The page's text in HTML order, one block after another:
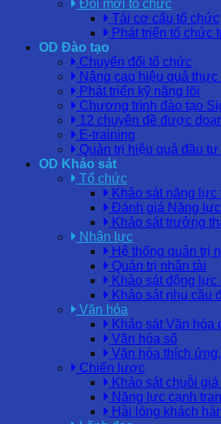
Đổi mới tổ chức
Tái cơ cấu tổ chức
Phát triển tổ chức
OD Đào tạo
Chuyển đổi tổ chức
Nâng cao hiệu quả thực
Phát triển kỹ năng lõi
Chương trình đào tạo
12 chuyên đề được
E-training
Quản trị hiệu quả đầu tư
OD Khảo sát
Tổ chức
Khảo sát năng lực
Đánh giá Năng
Khảo sát trưởng
Nhân lực
Hệ thống quản trị
Quản trị nhân tài
Khảo sát động lực
Khảo sát nhu cầu
Văn hóa
Khảo sát Văn hóa
Văn hóa số
Văn hóa thích
Chiến lược
Khảo sát chuỗi giá
Năng lực cạnh
Hài lòng khách